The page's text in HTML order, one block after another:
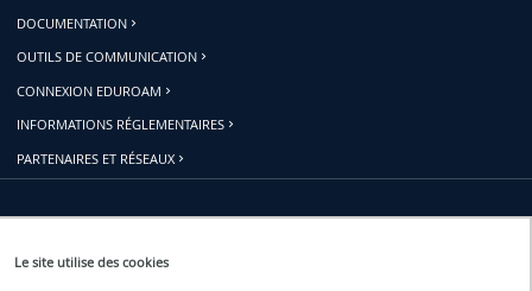
Le site utilise des cookies
DOCUMENTATION
OUTILS DE COMMUNICATION
CONNEXION EDUROAM
INFORMATIONS RÉGLEMENTAIRES
PARTENAIRES ET RÉSEAUX